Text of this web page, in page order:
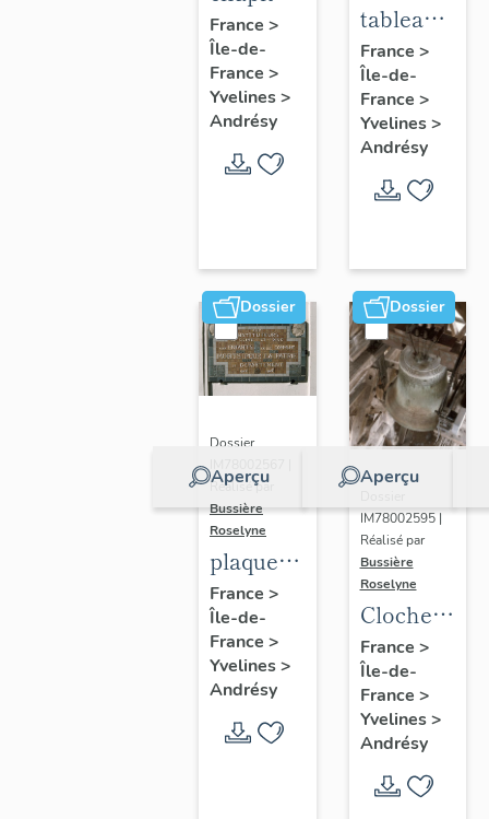
:
acrobate
France >
Île-de-
France >
Yvelines>
Andrésy
tableau :
Adoration
des
bergers
France >
Île-de-
France >
Yvelines>
Andrésy
Dossier
Aperçu
Dossier
Réalisé par
Bussière
Roselyne
plaque
commémorative
des
instituteurs
de Seine
et Oise
France >
Île-de-
France >
Yvelines>
Andrésy
Dossier
Aperçu
IM78002595 |
Réalisé par
Bussière
Roselyne
Cloche
dite
Germaine,
Eugénie
France >
Île-de-
France >
Yvelines>
Andrésy